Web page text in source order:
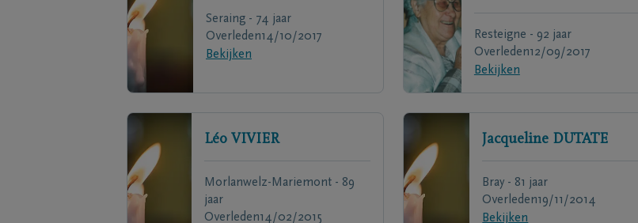
Seraing - 74 jaar
Overleden14/10/2017
Bekijken
Resteigne - 92 jaar
Overleden12/09/2017
Bekijken
Léo VIVIER
Morlanwelz-Mariemont - 89
jaar
Overleden14/02/2015
Jacqueline DUTATE
Bray - 81 jaar
Overleden19/11/2014
Bekijken